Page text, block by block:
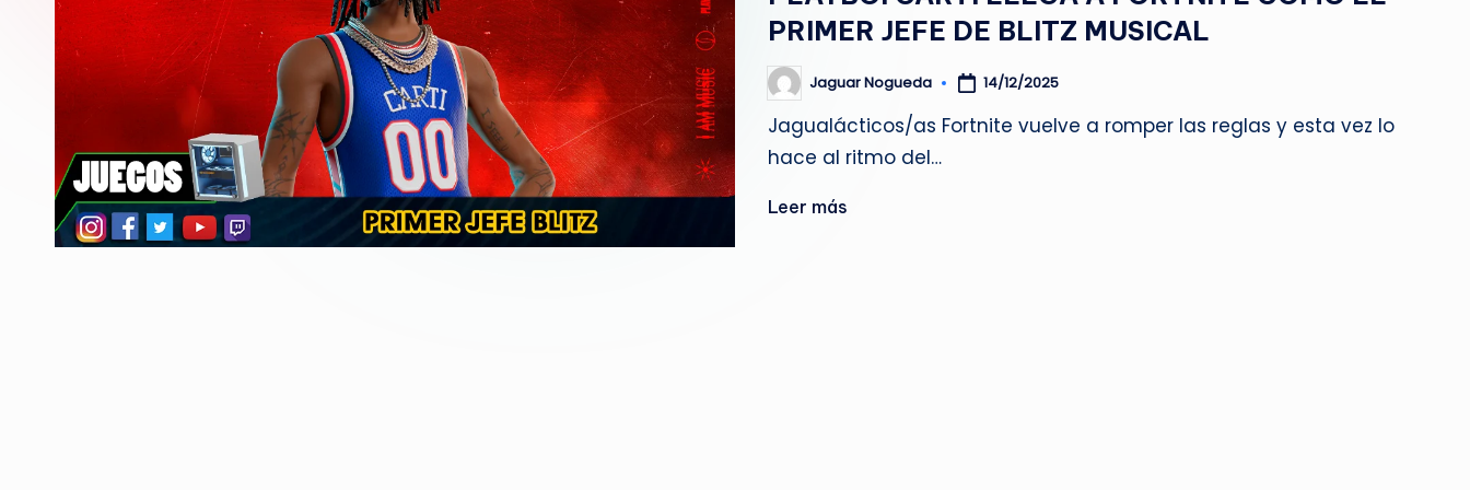
d
PRIMER JEFE DE BLITZ MUSICAL
Publicado
por
Jaguar Nogueda 14/12/2025
Jagualácticos/as Fortnite vuelve a romper las reglas y esta vez lo
hace al ritmo del…
Leer más